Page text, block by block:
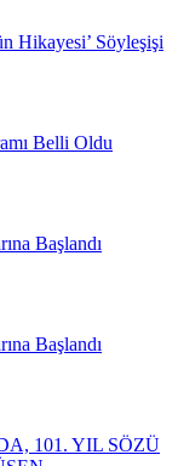
Hikayesi’ Söyleşişi
Belli Oldu
Başlandı
Başlandı
101. YIL SÖZÜ